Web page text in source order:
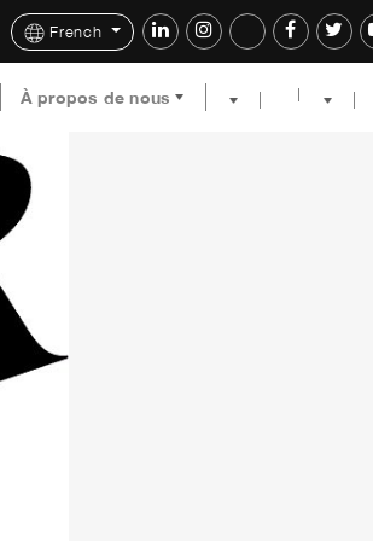
French
À propos de nous